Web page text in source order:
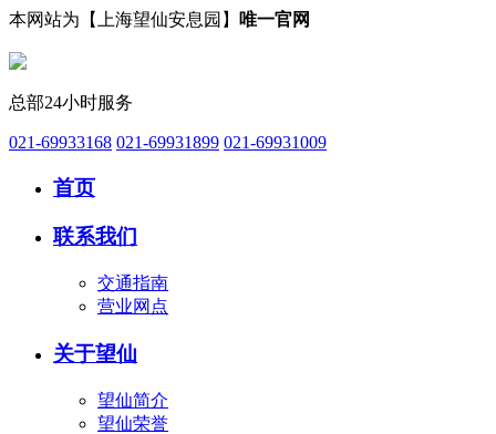
本网站为【上海望仙安息园】 唯一官网
总部24小时服务
021-69933168 021-69931899 021-69931009
首页
联系我们
交通指南
营业网点
关于望仙
望仙简介
望仙荣誉